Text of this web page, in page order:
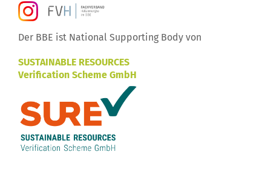
Der BBE ist National Supporting Body von
SUSTAINABLE RESOURCES
Verification Scheme GmbH